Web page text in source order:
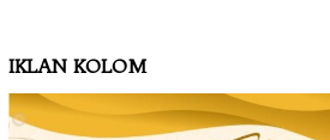
IKLAN KOLOM